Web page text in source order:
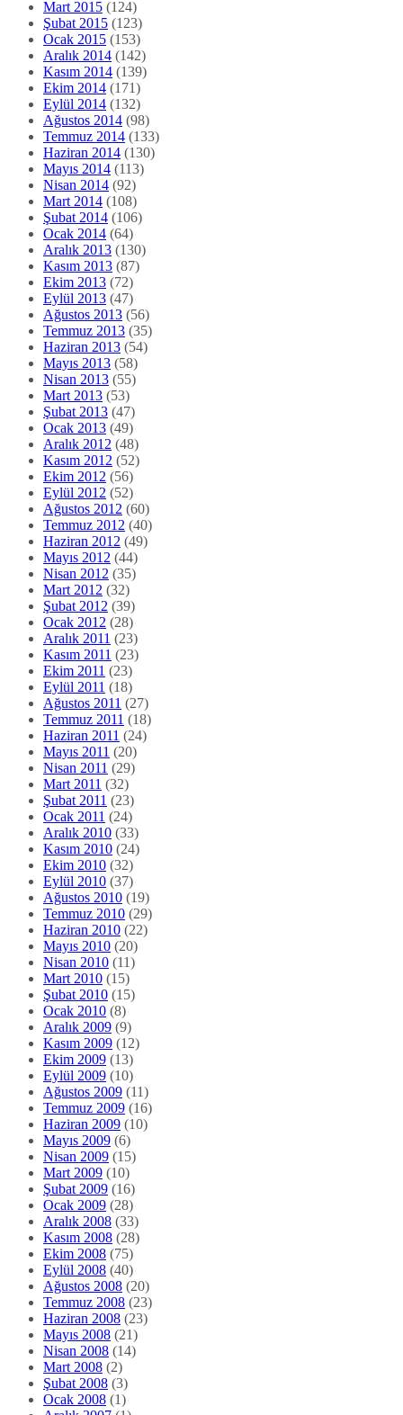
Mart 2015 (124)
Şubat 2015 (123)
Ocak 2015 (153)
Aralık 2014 (142)
Kasım 2014 (139)
Ekim 2014 (171)
Eylül 2014 (132)
Ağustos 2014 (98)
Temmuz 2014 (133)
Haziran 2014 (130)
Mayıs 2014 (113)
Nisan 2014 (92)
Mart 2014 (108)
Şubat 2014 (106)
Ocak 2014 (64)
Aralık 2013 (130)
Kasım 2013 (87)
Ekim 2013 (72)
Eylül 2013 (47)
Ağustos 2013 (56)
Temmuz 2013 (35)
Haziran 2013 (54)
Mayıs 2013 (58)
Nisan 2013 (55)
Mart 2013 (53)
Şubat 2013 (47)
Ocak 2013 (49)
Aralık 2012 (48)
Kasım 2012 (52)
Ekim 2012 (56)
Eylül 2012 (52)
Ağustos 2012 (60)
Temmuz 2012 (40)
Haziran 2012 (49)
Mayıs 2012 (44)
Nisan 2012 (35)
Mart 2012 (32)
Şubat 2012 (39)
Ocak 2012 (28)
Aralık 2011 (23)
Kasım 2011 (23)
Ekim 2011 (23)
Eylül 2011 (18)
Ağustos 2011 (27)
Temmuz 2011 (18)
Haziran 2011 (24)
Mayıs 2011 (20)
Nisan 2011 (29)
Mart 2011 (32)
Şubat 2011 (23)
Ocak 2011 (24)
Aralık 2010 (33)
Kasım 2010 (24)
Ekim 2010 (32)
Eylül 2010 (37)
Ağustos 2010 (19)
Temmuz 2010 (29)
Haziran 2010 (22)
Mayıs 2010 (20)
Nisan 2010 (11)
Mart 2010 (15)
Şubat 2010 (15)
Ocak 2010 (8)
Aralık 2009 (9)
Kasım 2009 (12)
Ekim 2009 (13)
Eylül 2009 (10)
Ağustos 2009 (11)
Temmuz 2009 (16)
Haziran 2009 (10)
Mayıs 2009 (6)
Nisan 2009 (15)
Mart 2009 (10)
Şubat 2009 (16)
Ocak 2009 (28)
Aralık 2008 (33)
Kasım 2008 (28)
Ekim 2008 (75)
Eylül 2008 (40)
Ağustos 2008 (20)
Temmuz 2008 (23)
Haziran 2008 (23)
Mayıs 2008 (21)
Nisan 2008 (14)
Mart 2008 (2)
Şubat 2008 (3)
Ocak 2008 (1)